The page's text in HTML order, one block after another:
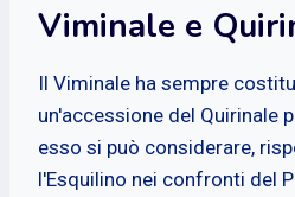
Viminale e
Il Viminale ha sempre
un'accessione del Quirinale
esso si può considerare,
l'Esquilino nei confronti del